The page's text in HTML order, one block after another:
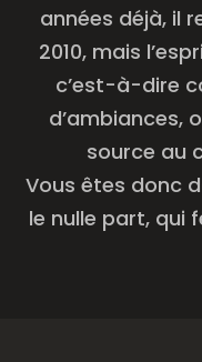
années déjà, il
2010, mais
c’est-à-dire
d’am­biances,
source au
Vous êtes donc
le nulle part, qui